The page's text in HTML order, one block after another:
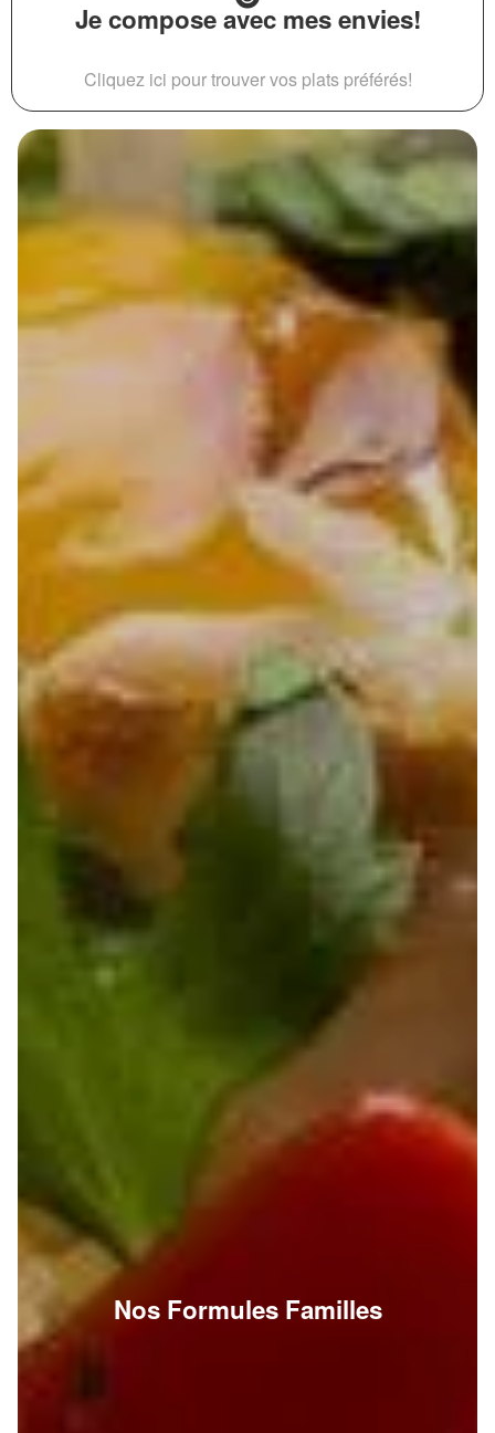
Je compose avec mes envies!
Cliquez ici pour trouver vos plats préférés!
Nos Formules Familles